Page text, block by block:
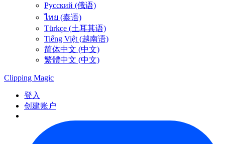
Русский (俄语)
ไทย (泰语)
Türkçe (土耳其语)
Tiếng Việt (越南语)
简体中文 (中文)
繁體中文 (中文)
Clipping Magic
登入
创建账户